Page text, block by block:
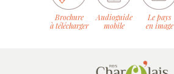
Brochure
à télécharger
Audioguide
mobile
Le pays
en image